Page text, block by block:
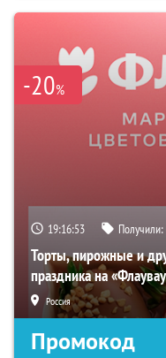
-20%
19:16:51 Получили:
Торты, пирожные и
праздника на
Россия
Промокод